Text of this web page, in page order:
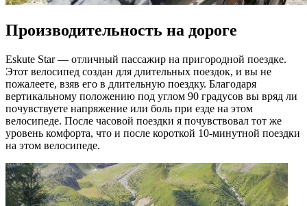
Производительность на дороге
Eskute Star — отличный пассажир на пригородной поездке.
Этот велосипед создан для длительных поездок, и вы не
пожалеете, взяв его в длительную поездку. Благодаря
вертикальному положению под углом 90 градусов вы вряд ли
почувствуете напряжение или боль при езде на этом
велосипеде. После часовой поездки я почувствовал тот же
уровень комфорта, что и после короткой 10-минутной поездки
на этом велосипеде.